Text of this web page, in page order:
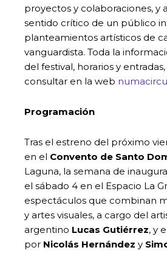
proyectos y colaboraciones, y
sentido crítico de un público
planteamientos artísticos de
vanguardista. Toda la
del festival, horarios y
consultar en la web
Programación
Tras el estreno del próximo
en el Convento de Santo
Laguna, la semana de
el sábado 4 en el Espacio La
espectáculos que combinan
y artes visuales, a cargo del
argentino Lucas Gutiérrez, y
por Nicolás Hernández y